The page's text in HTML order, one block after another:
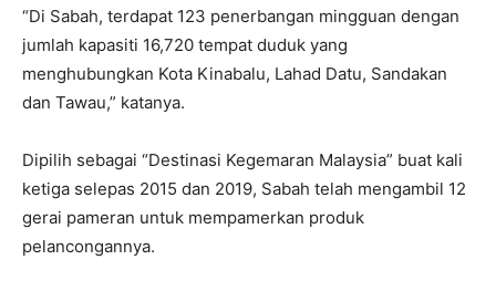
“Di Sabah, terdapat 123 penerbangan mingguan dengan
jumlah kapasiti 16,720 tempat duduk yang
menghubungkan Kota Kinabalu, Lahad Datu, Sandakan
dan Tawau,” katanya.
Dipilih sebagai “Destinasi Kegemaran Malaysia” buat kali
ketiga selepas 2015 dan 2019, Sabah telah mengambil 12
gerai pameran untuk mempamerkan produk
pelancongannya.